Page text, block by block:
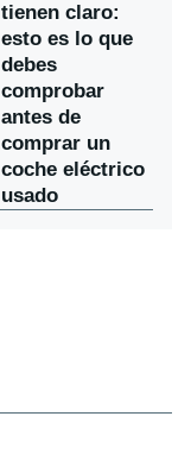
tienen claro:
esto es lo que
debes
comprobar
antes de
comprar un
coche eléctrico
usado